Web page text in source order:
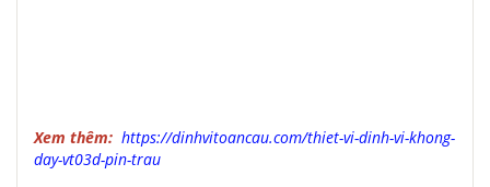
Xem thêm: https://dinhvitoancau.com/thiet-vi-dinh-vi-khong-
day-vt03d-pin-trau